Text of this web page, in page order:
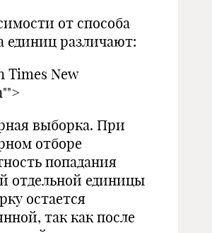
от способа
единиц различают:
Times New
выборка. При
отборе
попадания
отдельной единицы
остается
так как после